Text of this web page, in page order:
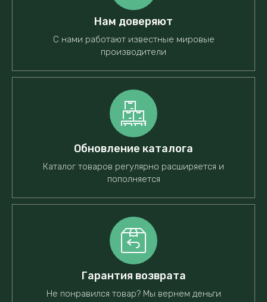
Нам доверяют
С нами работают известные мировые
производители
Обновление каталога
Каталог товаров регулярно расширяется и
пополняется
Гарантия возврата
Не понравился товар? Мы вернем деньги